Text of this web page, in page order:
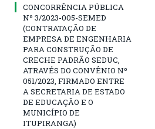
CONCORRÊNCIA PÚBLICA
Nº 3/2023-005-SEMED
(CONTRATAÇÃO DE
EMPRESA DE ENGENHARIA
PARA CONSTRUÇÃO DE
CRECHE PADRÃO SEDUC,
ATRAVÉS DO CONVÊNIO Nº
051/2023, FIRMADO ENTRE
A SECRETARIA DE ESTADO
DE EDUCAÇÃO E O
MUNICÍPIO DE
ITUPIRANGA)